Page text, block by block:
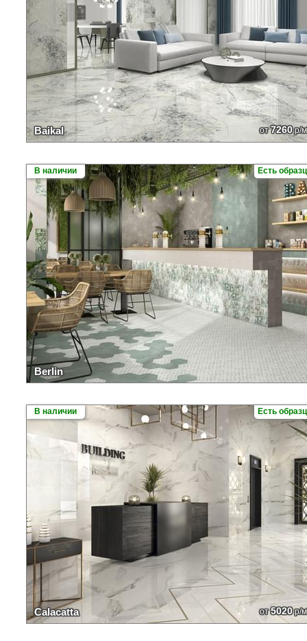
Baikal от7260р/
Есть
В наличии
Berlin
Есть
В наличии
Calacatta от5020р/